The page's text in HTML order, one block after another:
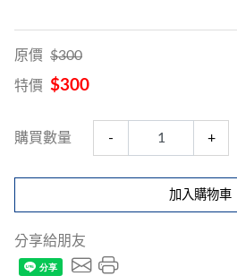
原價 $300
特價 $300
購買數量 - +
加入購物車
分享給朋友